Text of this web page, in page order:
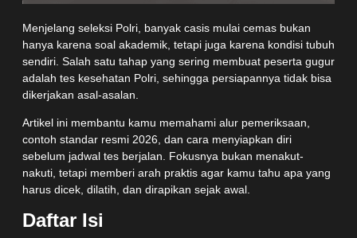
Menjelang seleksi Polri, banyak casis mulai cemas bukan
hanya karena soal akademik, tetapi juga karena kondisi tubuh
sendiri. Salah satu tahap yang sering membuat peserta gugur
adalah tes kesehatan Polri, sehingga persiapannya tidak bisa
dikerjakan asal-asalan.
Artikel ini membantu kamu memahami alur pemeriksaan,
contoh standar resmi 2026, dan cara menyiapkan diri
sebelum jadwal tes berjalan. Fokusnya bukan menakut-
nakuti, tetapi memberi arah praktis agar kamu tahu apa yang
harus dicek, dilatih, dan dirapikan sejak awal.
Daftar Isi